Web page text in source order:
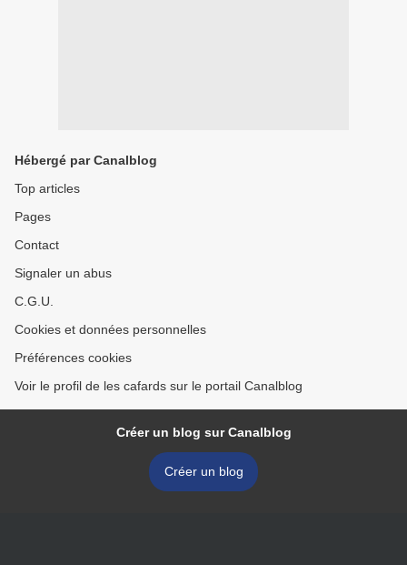
Hébergé par Canalblog
Top articles
Pages
Contact
Signaler un abus
C.G.U.
Cookies et données personnelles
Préférences cookies
Voir le profil de les cafards sur le portail Canalblog
Créer un blog sur Canalblog
Créer un blog